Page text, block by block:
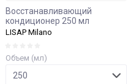
Восстанавливающий
кондиционер 250 мл
LISAP Milano
Объем (мл)